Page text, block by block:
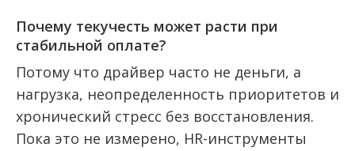
Почему текучесть может расти при
стабильной оплате?
Потому что драйвер часто не деньги, а
нагрузка, неопределенность приоритетов и
хронический стресс без восстановления.
Пока это не измерено, HR-инструменты